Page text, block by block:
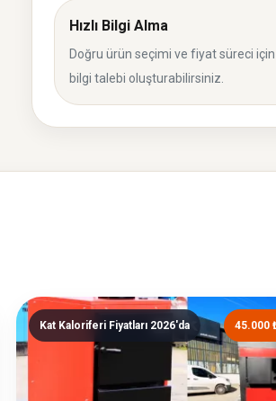
Hızlı Bilgi Alma
Doğru ürün seçimi ve fiyat süreci
bilgi talebi oluşturabilirsiniz.
Kat Kaloriferi Fiyatları 2026'da 45.000